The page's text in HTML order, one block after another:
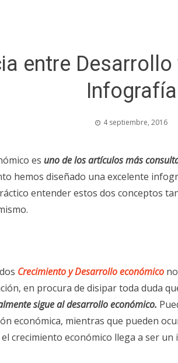
entre
Infografía
4 septiembre, 2016
es uno de los artículos más
hemos diseñado una excelente
entender estos dos conceptos
Crecimiento yDesarrollo económico
en procura de disipar toda duda
sigue al desarrollo económico.
económica, mientras que pueden
crecimiento económico llega a ser un